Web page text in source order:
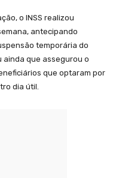
o INSS realizou
antecipando
temporária do
ainda que assegurou o
que optaram por
dia útil.